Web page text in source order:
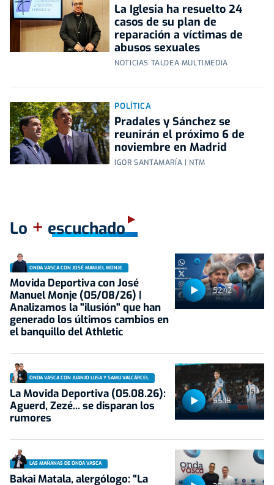
La Iglesia ha resuelto 24
casos de su plan de
reparación a víctimas de
abusos sexuales
NOTICIAS TALDEA MULTIMEDIA
POLÍTICA
Pradales y Sánchez se
reunirán el próximo 6 de
noviembre en Madrid
IGOR SANTAMARÍA | NTM
Lo + escuchado
52:42
ONDA VASCA CON JOSÉ MANUEL MONJE
Movida Deportiva con José
Manuel Monje (05/08/26) |
Analizamos la "ilusión" que han
generado los últimos cambios en
el banquillo del Athletic
55:18
ONDA VASCA CON JUANJO LUSA Y SAMU VALCÁRCEL
La Movida Deportiva (05.08.26):
Aguerd, Zezé... se disparan los
rumores
LAS MAÑANAS DE ONDA VASCA
Bakai Matala, alergólogo: "La